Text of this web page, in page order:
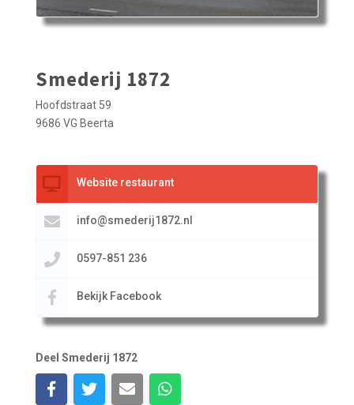
Smederij 1872
Hoofdstraat 59
9686 VG Beerta
Website restaurant
info@smederij1872.nl
0597-851 236
Bekijk Facebook
Deel Smederij 1872